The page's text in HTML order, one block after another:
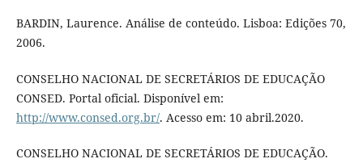
BARDIN, Laurence. Análise de conteúdo. Lisboa: Edições 70,
2006.
CONSELHO NACIONAL DE SECRETÁRIOS DE EDUCAÇÃO
CONSED. Portal oficial. Disponível em:
http://www.consed.org.br/. Acesso em: 10 abril.2020.
CONSELHO NACIONAL DE SECRETÁRIOS DE EDUCAÇÃO.